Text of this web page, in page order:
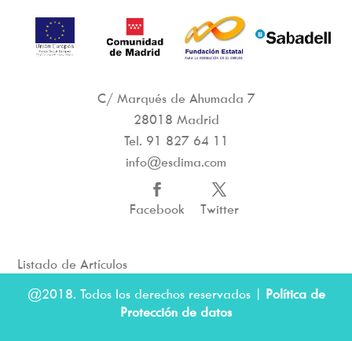
C/ Marqués de Ahumada 7
28018 Madrid
Tel. 91 827 64 11
info@esdima.com
Facebook Twitter
Listado de Artículos
@2018. Todos los derechos reservados | Política de
Protección de datos